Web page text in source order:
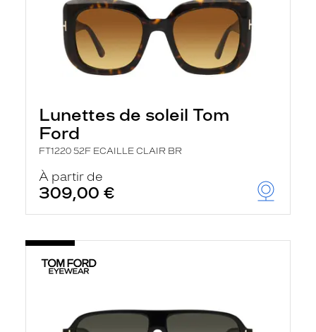
Lunettes de soleil Tom
Ford
FT1220 52F ECAILLE CLAIR BR
À partir de
309,00 €